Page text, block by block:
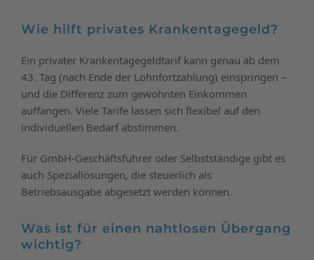
Wie hilft privates Krankentagegeld?
Ein privater Krankentagegeldtarif kann genau ab dem
43. Tag (nach Ende der Lohnfortzahlung) einspringen –
und die Differenz zum gewohnten Einkommen
auffangen. Viele Tarife lassen sich flexibel auf den
individuellen Bedarf abstimmen.
Für GmbH-Geschäftsführer oder Selbstständige gibt es
auch Speziallösungen, die steuerlich als
Betriebsausgabe abgesetzt werden können.
Was ist für einen nahtlosen Übergang
wichtig?